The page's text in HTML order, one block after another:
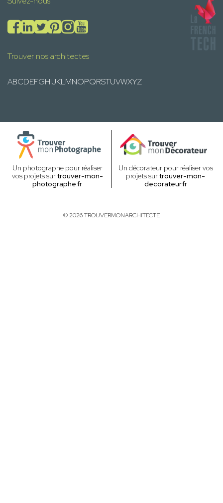
Trouver nos architectes
ABCDEFGHIJKLMNOPQRSTUVWXYZ
Un photographe pour réaliser
vos projets surtrouver-mon-
photographe.fr
Un décorateur pour réaliser vos
projets surtrouver-mon-
decorateur.fr
© 2026 TROUVERMONARCHITECTE